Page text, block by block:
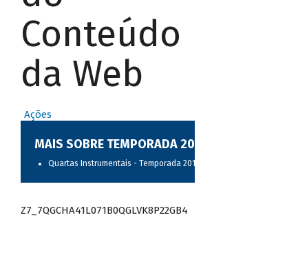
Conteúdo
da Web
Ações
MAIS SOBRE TEMPORADA 2017
Quartas Instrumentais - Temporada 2017
Z7_7QGCHA41L071B0QGLVK8P22GB4